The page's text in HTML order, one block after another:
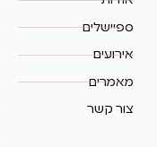
ספיישלים
אירועים
מאמרים
צור קשר